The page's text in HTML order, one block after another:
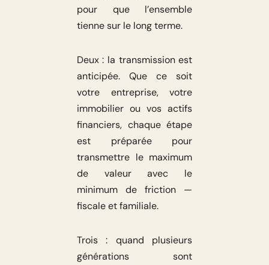
pour que l’ensemble
tienne sur le long terme.
Deux : la transmission est
anticipée. Que ce soit
votre entreprise, votre
immobilier ou vos actifs
financiers, chaque étape
est préparée pour
transmettre le maximum
de valeur avec le
minimum de friction —
fiscale et familiale.
Trois : quand plusieurs
générations sont